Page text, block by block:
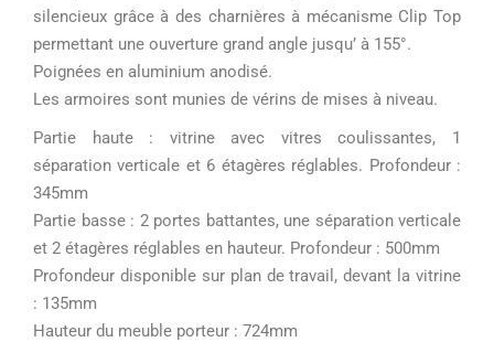
silencieux grâce à des charnières à mécanisme Clip Top
permettant une ouverture grand angle jusqu’ à 155°.
Poignées en aluminium anodisé.
Les armoires sont munies de vérins de mises à niveau.
Partie haute : vitrine avec vitres coulissantes, 1
séparation verticale et 6 étagères réglables. Profondeur :
345mm
Partie basse : 2 portes battantes, une séparation verticale
et 2 étagères réglables en hauteur. Profondeur : 500mm
Profondeur disponible sur plan de travail, devant la vitrine
: 135mm
Hauteur du meuble porteur : 724mm